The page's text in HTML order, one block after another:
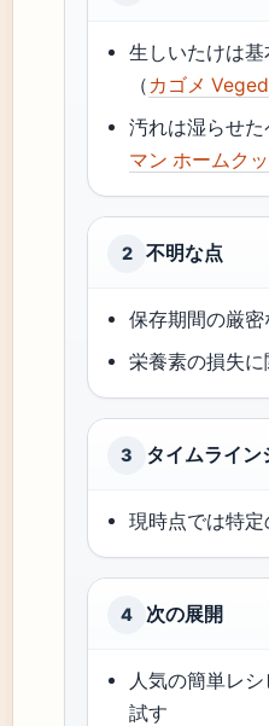
生しいたけは
（ カゴメ
汚れは湿らせ
マン ホームク
2 不明な点
保存期間の厳
栄養素の損失
3 タイムライン
現時点では特
4 次の展開
人気の簡単レ
試す